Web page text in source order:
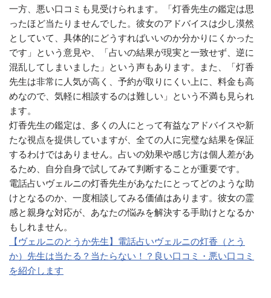
一方、悪い口コミも見受けられます。「灯香先生の鑑定は思
ったほど当たりませんでした。彼女のアドバイスは少し漠然
としていて、具体的にどうすればいいのか分かりにくかった
です」という意見や、「占いの結果が現実と一致せず、逆に
混乱してしまいました」という声もあります。また、「灯香
先生は非常に人気が高く、予約が取りにくい上に、料金も高
めなので、気軽に相談するのは難しい」という不満も見られ
ます。
灯香先生の鑑定は、多くの人にとって有益なアドバイスや新
たな視点を提供していますが、全ての人に完璧な結果を保証
するわけではありません。占いの効果や感じ方は個人差があ
るため、自分自身で試してみて判断することが重要です。
電話占いヴェルニの灯香先生があなたにとってどのような助
けとなるのか、一度相談してみる価値はあります。彼女の霊
感と親身な対応が、あなたの悩みを解決する手助けとなるか
もしれません。
【ヴェルニのとうか先生】電話占いヴェルニの灯香（とう
か）先生は当たる？当たらない！？良い口コミ・悪い口コミ
を紹介します